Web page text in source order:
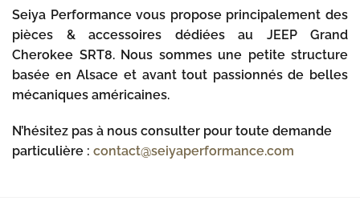
Seiya Performance vous propose principalement des
pièces & accessoires dédiées au JEEP Grand
Cherokee SRT8. Nous sommes une petite structure
basée en Alsace et avant tout passionnés de belles
mécaniques américaines.
N’hésitez pas à nous consulter pour toute demande
particulière : contact@seiyaperformance.com